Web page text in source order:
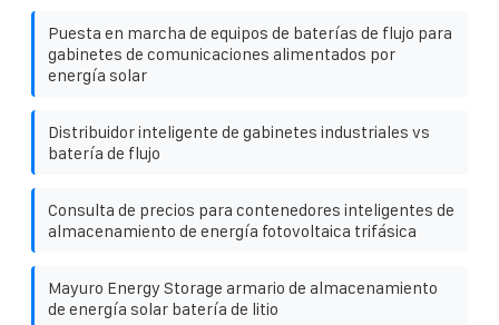
Puesta en marcha de equipos de baterías de flujo para
gabinetes de comunicaciones alimentados por
energía solar
Distribuidor inteligente de gabinetes industriales vs
batería de flujo
Consulta de precios para contenedores inteligentes de
almacenamiento de energía fotovoltaica trifásica
Mayuro Energy Storage armario de almacenamiento
de energía solar batería de litio